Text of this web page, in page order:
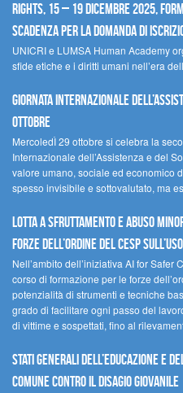
Rights, 15 – 19 dicembre 2025,
scadenza per la domanda di
UNICRI e LUMSA Human Academy
sfide etiche e i diritti umani nell’era
Giornata internazionale
ottobre
MercoledÌ 29 ottobre si celebra la
Internazionale dell’Assistenza e del
valore umano, sociale ed economico
spesso invisibile e sottovalutato, ma
Lotta a sfruttamento e abuso
forze dell’ordine del CESP
Nell’ambito dell’iniziativa AI for Safer
corso di formazione per le forze
potenzialità di strumenti e tecniche
grado di facilitare ogni passo del
di vittime e sospettati, fino al
Stati Generali dell’Educazione e
comune contro il disagio giovanile